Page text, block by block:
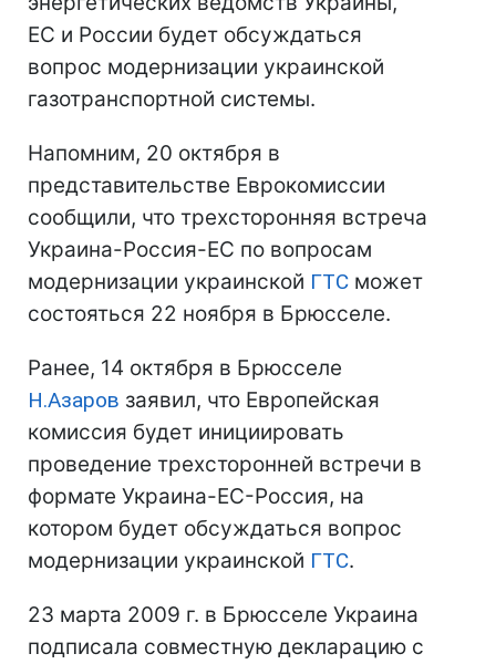
ЕС и России будет обсуждаться
вопрос модернизации украинской
газотранспортной системы.
Напомним, 20 октября в
представительстве Еврокомиссии
сообщили, что трехсторонняя встреча
Украина-Россия-ЕС по вопросам
модернизации украинской ГТС может
состояться 22 ноября в Брюсселе.
Ранее, 14 октября в Брюсселе
Н.Азаров заявил, что Европейская
комиссия будет инициировать
проведение трехсторонней встречи в
формате Украина-ЕС-Россия, на
котором будет обсуждаться вопрос
модернизации украинской ГТС.
23 марта 2009 г. в Брюсселе Украина
подписала совместную декларацию с